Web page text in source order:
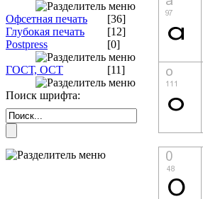
Офсетная печать
[36]
Глубокая печать
[12]
Postpress
[0]
ГОСТ, ОСТ [11]
Поиск шрифта: